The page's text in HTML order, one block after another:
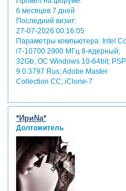
6 месяцев 7 дней
Последний визит:
27-07-2026 00:16:05
Параметры компьютера:Intel
i7-10700 2900 МГц 8-ядерный;
32Gb; ОС Windows 10-64bit; PSP
9.0.3797 Rus; Adobe Master
Collection СС; iClone-7
*ИриNа*
Долгожитель